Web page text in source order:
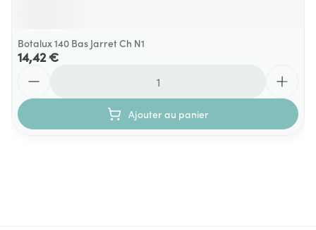
Botalux 140 Bas Jarret Ch N1
14,42 €
Ajouter au panier